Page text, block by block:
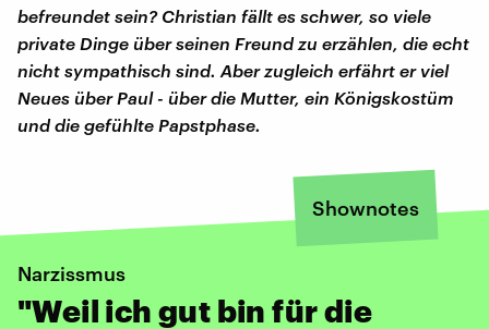
befreundet sein? Christian fällt es schwer, so viele
private Dinge über seinen Freund zu erzählen, die echt
nicht sympathisch sind. Aber zugleich erfährt er viel
Neues über Paul - über die Mutter, ein Königskostüm
und die gefühlte Papstphase.
Shownotes
Narzissmus
"Weil ich gut bin für die